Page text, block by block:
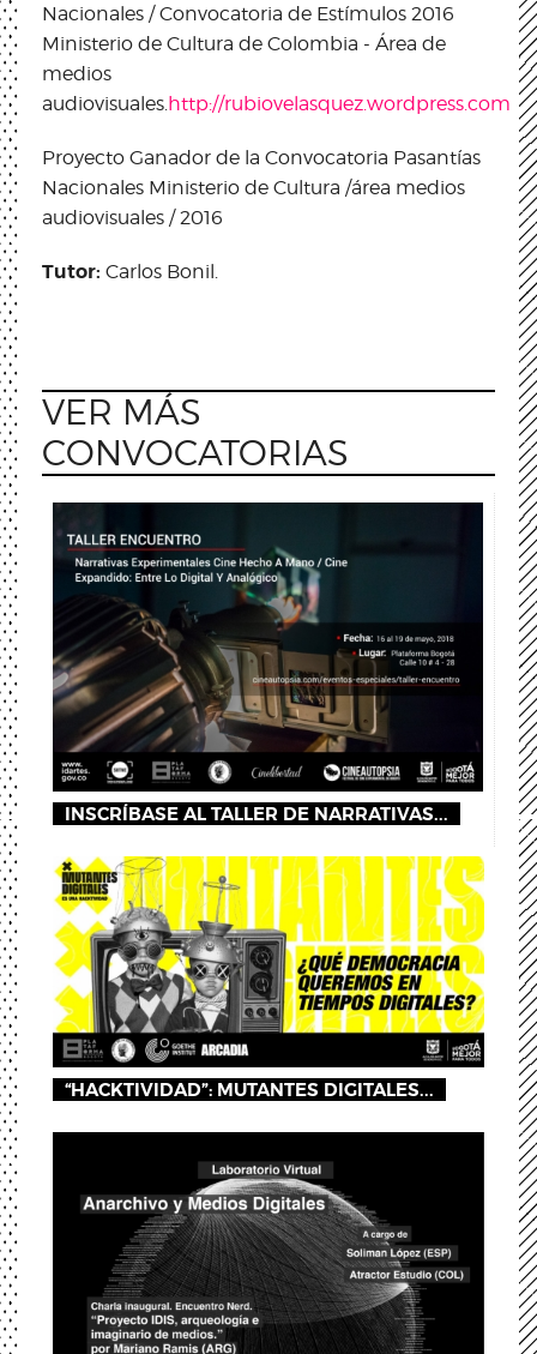
Nacionales / Convocatoria de Estímulos 2016
Ministerio de Cultura de Colombia - Área de
medios
audiovisuales.http://rubiovelasquez.wordpress.com
Proyecto Ganador de la Convocatoria Pasantías
Nacionales Ministerio de Cultura /área medios
audiovisuales / 2016
Tutor: Carlos Bonil.
VER MÁS
CONVOCATORIAS
INSCRÍBASE AL TALLER DE NARRATIVAS...
“HACKTIVIDAD”: MUTANTES DIGITALES...